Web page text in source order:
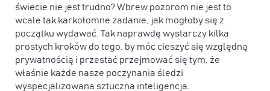
świecie nie jest trudno? Wbrew pozorom nie jest to
wcale tak karkołomne zadanie, jak mogłoby się z
początku wydawać. Tak naprawdę wystarczy kilka
prostych kroków do tego, by móc cieszyć się względną
prywatnością i przestać przejmować się tym, że
właśnie każde nasze poczynania śledzi
wyspecjalizowana sztuczna inteligencja.